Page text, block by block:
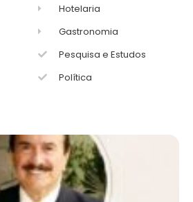
Hotelaria
Gastronomia
Pesquisa e Estudos
Política